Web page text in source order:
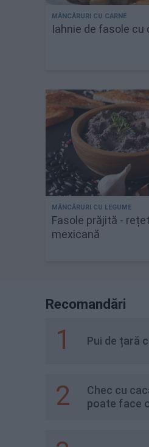
Iahnie de fasole cu
Fasole prăjită -
mexicană
Recomandări
1 Pui de țară
2
Chec cu
poate face